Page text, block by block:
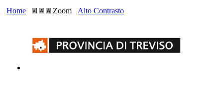
Home Zoom Alto Contrasto